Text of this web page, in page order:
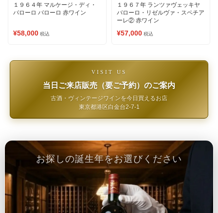
１９６４年 マルケージ・ディ・
バローロ バローロ 赤ワイン
¥58,000 税込
１９６７年 ランツァヴェッキヤ
バローロ・リゼルヴァ・スペチア
ーレ② 赤ワイン
¥57,000 税込
VISIT US
当日ご来店販売（要ご予約）のご案内
古酒・ヴィンテージワインを今日買えるお店
東京都港区白金台2-7-1
お探しの誕生年をお選びください